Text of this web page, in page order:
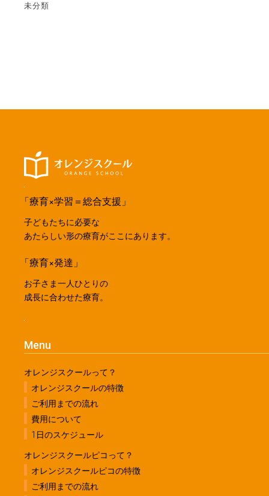
未分類
「療育×学習＝総合支援」
子どもたちに必要な
あたらしい形の療育がここにあります。
「療育×発達」
お子さま一人ひとりの
成長に合わせた療育。
Menu
オレンジスクールって？
オレンジスクールの特徴
ご利用までの流れ
費用について
1日のスケジュール
オレンジスクールピコって？
オレンジスクールピコの特徴
ご利用までの流れ